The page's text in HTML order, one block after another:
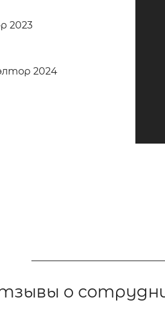
2023
2024
о